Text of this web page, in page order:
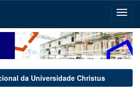
da Universidade Christus